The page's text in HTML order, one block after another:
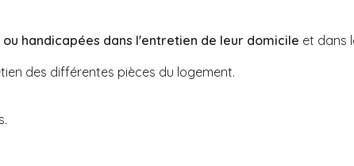
handicapées dans l'entretien de leur domicile et dans
des différentes pièces du logement.